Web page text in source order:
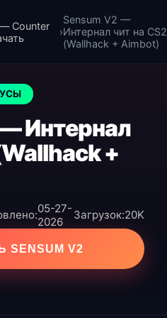
Counter
›
Sensum V2 —
Интернал чит на CS2
(Wallhack + Aimbot)
Интернал
+
05-27-
2026
Загрузок:20K
SENSUM V2